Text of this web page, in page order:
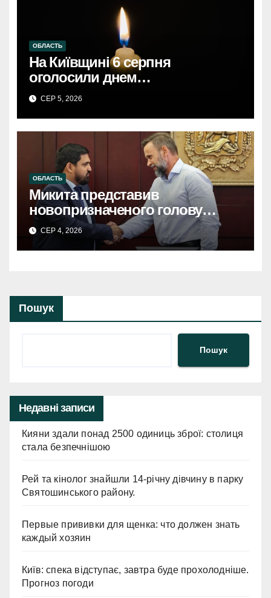
ОБЛАСТЬ
На Київщині 6 серпня
оголосили днем
жалобиКиївщина в жалобі: 6
серпня – день скорботи за
загиблими.
СЕР 5, 2026
ОБЛАСТЬ
Микита представив
новопризначеного голову
Київської ОДАМикита
представив: новий голова
Київської ОДА.
СЕР 4, 2026
Пошук
Пошук
Недавні записи
Кияни здали понад 2500 одиниць зброї: столиця
стала безпечнішою
Рей та кінолог знайшли 14-річну дівчину в парку
Святошинського району.
Первые прививки для щенка: что должен знать
каждый хозяин
Київ: спека відступає, завтра буде прохолодніше.
Прогноз погоди